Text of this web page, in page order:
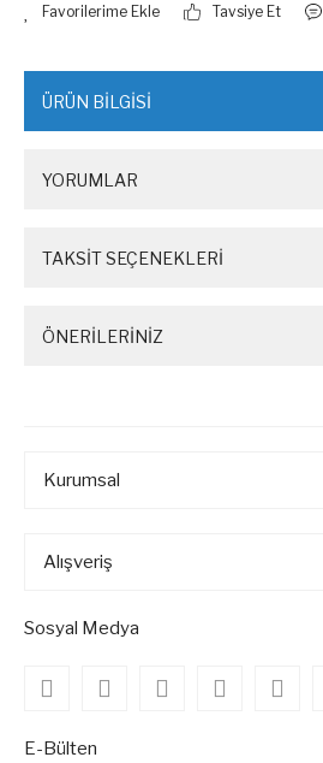
Tavsiye Et
ÜRÜN BİLGİSİ
YORUMLAR
TAKSİT SEÇENEKLERİ
ÖNERİLERİNİZ
Kurumsal
Alışveriş
Sosyal Medya
E-Bülten